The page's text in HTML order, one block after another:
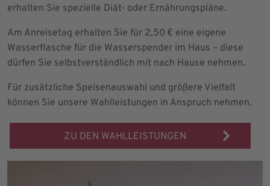
erhalten Sie spezielle Diät- oder Ernährungspläne.
Am Anreisetag erhalten Sie für 2,50 € eine eigene
Wasserflasche für die Wasserspender im Haus – diese
dürfen Sie selbstverständlich mit nach Hause nehmen.
Für zusätzliche Speisenauswahl und größere Vielfalt
können Sie unsere Wahlleistungen in Anspruch nehmen.
ZU DEN WAHLLEISTUNGEN